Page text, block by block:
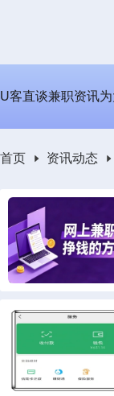
U客直谈兼职资讯
首页 资讯动态